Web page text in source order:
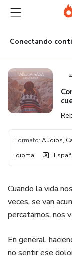
principal
página
de
página
Formato: Audios,
Idioma:
Cuando la vida
veces, se van
percatarnos, nos
En general,
no sentir ese